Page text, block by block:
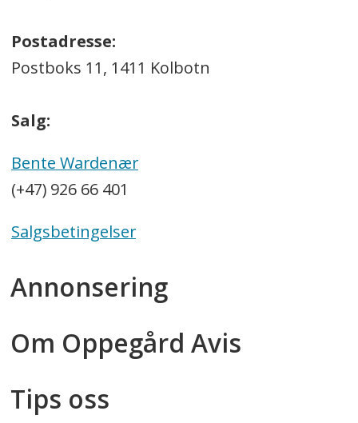
Postadresse:
Postboks 11, 1411 Kolbotn
Salg:
Bente Wardenær
(+47) 926 66 401
Salgsbetingelser
Annonsering
Om Oppegård Avis
Tips oss